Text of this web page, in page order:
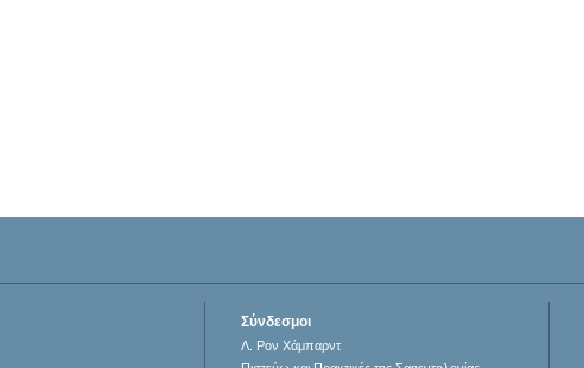
Σύνδεσμοι
Λ. Ρον Χάμπαρντ